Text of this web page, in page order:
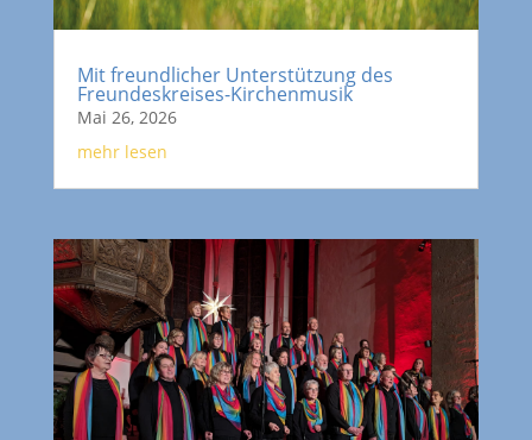
Mit freundlicher Unterstützung des
Freundeskreises-Kirchenmusik
Mai 26, 2026
mehr lesen